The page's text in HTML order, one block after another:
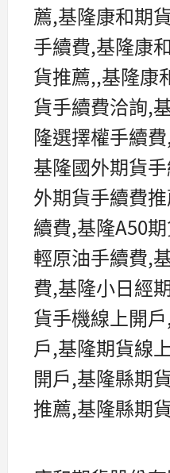
薦,基隆康和期
手續費,基隆康
貨推薦,,基隆康
貨手續費洽詢,
隆選擇權手續
基隆國外期貨
外期貨手續費
續費,基隆A50
輕原油手續費,
費,基隆小日經
貨手機線上開
戶,基隆期貨線
開戶,基隆縣期
推薦,基隆縣期